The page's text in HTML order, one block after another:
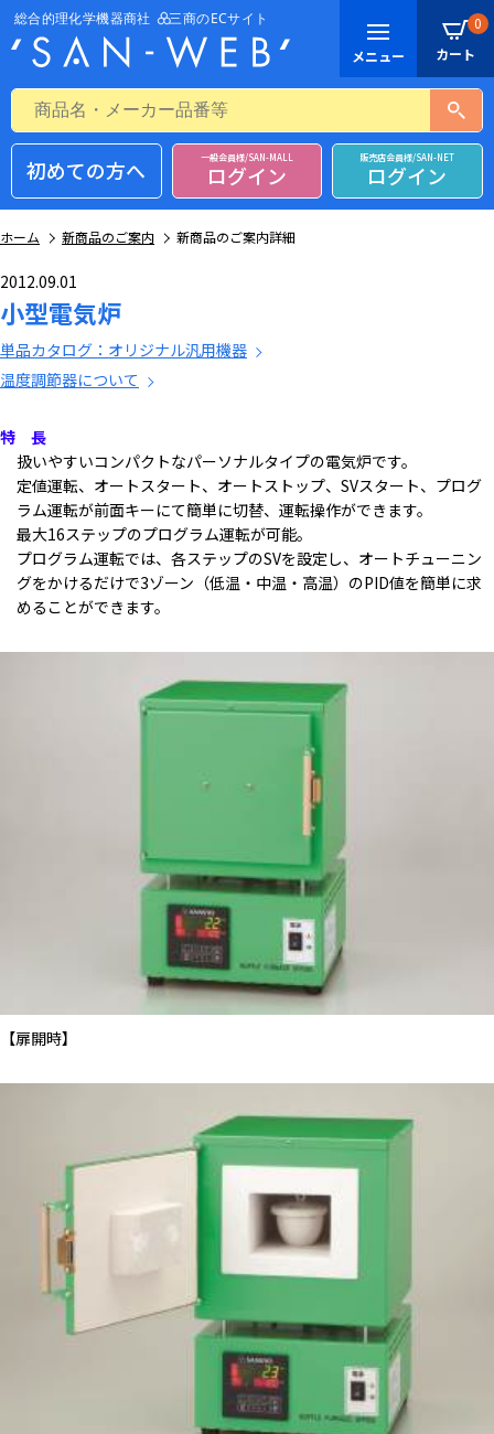
0
初めての方へ 一般会員様/SAN-MALL
ログイン
販売店会員様/SAN-NET
ログイン
ホーム 新商品のご案内 新商品のご案内詳細
2012.09.01
小型電気炉
単品カタログ：オリジナル汎用機器
温度調節器について
特 長
扱いやすいコンパクトなパーソナルタイプの電気炉です。
定値運転、オートスタート、オートストップ、SVスタート、プログ
ラム運転が前面キーにて簡単に切替、運転操作ができます。
最大16ステップのプログラム運転が可能。
プログラム運転では、各ステップのSVを設定し、オートチューニン
グをかけるだけで3ゾーン（低温・中温・高温）のPID値を簡単に求
めることができます。
【扉開時】